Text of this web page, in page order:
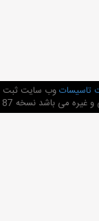
تاسیساتوب سایت ثبت
می باشد نسخه 87